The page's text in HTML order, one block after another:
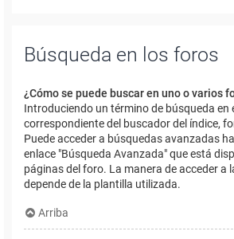
Búsqueda en los foros
¿Cómo se puede buscar en uno o varios
Introduciendo un término de búsqueda en
correspondiente del buscador del índice,
Puede acceder a búsquedas avanzadas
enlace "Búsqueda Avanzada" que está
páginas del foro. La manera de acceder a
depende de la plantilla utilizada.
Arriba